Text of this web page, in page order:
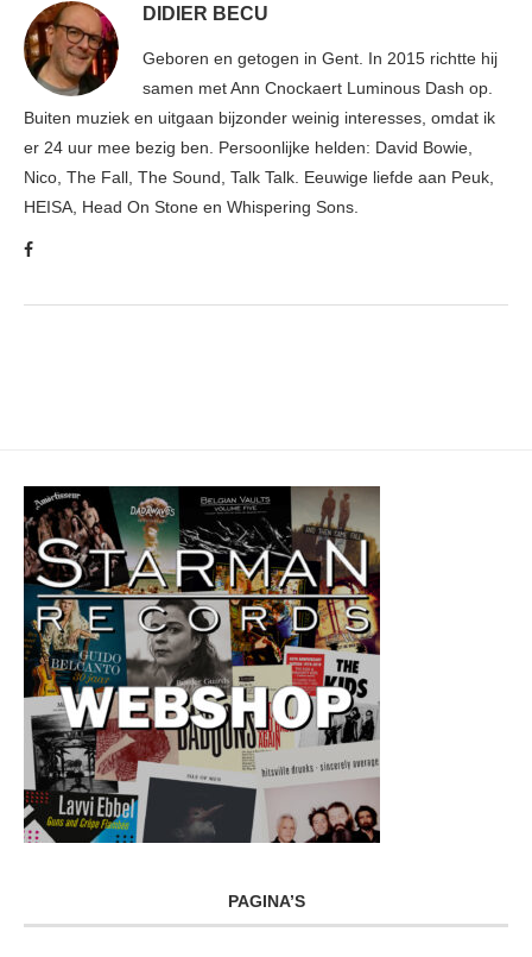
DIDIER BECU
Geboren en getogen in Gent. In 2015 richtte hij
samen met Ann Cnockaert Luminous Dash op.
Buiten muziek en uitgaan bijzonder weinig interesses, omdat ik
er 24 uur mee bezig ben. Persoonlijke helden: David Bowie,
Nico, The Fall, The Sound, Talk Talk. Eeuwige liefde aan Peuk,
HEISA, Head On Stone en Whispering Sons.
PAGINA’S